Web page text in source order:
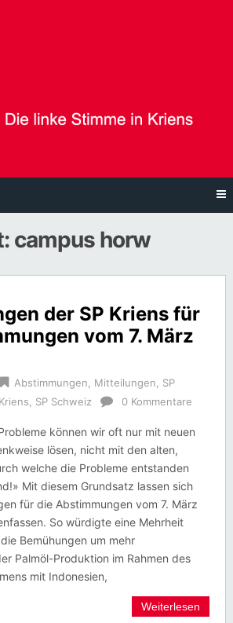
campus horw
der SP Kriens für
vom 7. März
Abstimmungen Mitteilungen
SP
SP Schweiz 0 Kommentare
können wir oft nur mit neuen
lösen, nicht mit den alten,
welche die Probleme entstanden
Mit diesem Grundsatz lassen sich
für die Abstimmungen vom 7. März
So würdigte eine Mehrheit
Bemühungen um mehr
Palmöl-Produktion im Rahmen des
mit Indonesien,
Weiterlesen